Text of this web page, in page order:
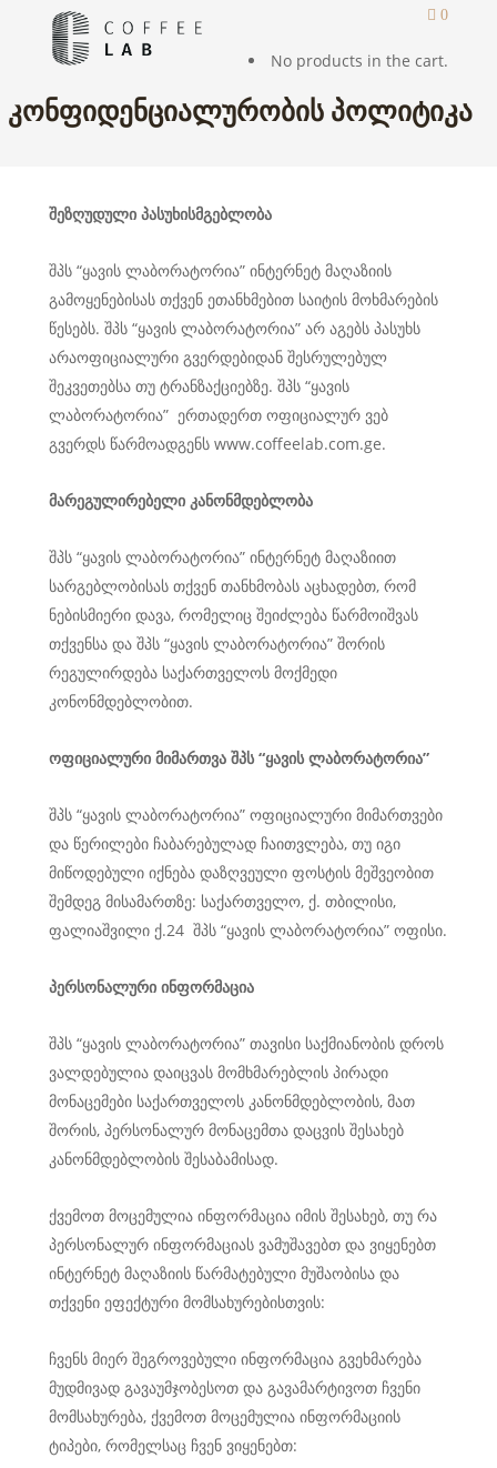
0
No products in the cart.
ᲙᲝᲜᲤᲘᲓᲔᲜᲪᲘᲐᲚᲣᲠᲝᲑᲘᲡ ᲞᲝᲚᲘᲢᲘᲙᲐ
შეზღუდული პასუხისმგებლობა
შპს “ყავის ლაბორატორია” ინტერნეტ მაღაზიის
გამოყენებისას თქვენ ეთანხმებით საიტის მოხმარების
წესებს. შპს “ყავის ლაბორატორია” არ აგებს პასუხს
არაოფიციალური გვერდებიდან შესრულებულ
შეკვეთებსა თუ ტრანზაქციებზე. შპს “ყავის
ლაბორატორია” ერთადერთ ოფიციალურ ვებ
გვერდს წარმოადგენს www.coffeelab.com.ge.
მარეგულირებელი კანონმდებლობა
შპს “ყავის ლაბორატორია” ინტერნეტ მაღაზიით
სარგებლობისას თქვენ თანხმობას აცხადებთ, რომ
ნებისმიერი დავა, რომელიც შეიძლება წარმოიშვას
თქვენსა და შპს “ყავის ლაბორატორია” შორის
რეგულირდება საქართველოს მოქმედი
კონონმდებლობით.
ოფიციალური მიმართვა შპს“ყავის ლაბორატორია”
შპს “ყავის ლაბორატორია” ოფიციალური მიმართვები
და წერილები ჩაბარებულად ჩაითვლება, თუ იგი
მიწოდებული იქნება დაზღვეული ფოსტის მეშვეობით
შემდეგ მისამართზე: საქართველო, ქ. თბილისი,
ფალიაშვილი ქ.24 შპს “ყავის ლაბორატორია” ოფისი.
პერსონალური ინფორმაცია
შპს “ყავის ლაბორატორია” თავისი საქმიანობის დროს
ვალდებულია დაიცვას მომხმარებლის პირადი
მონაცემები საქართველოს კანონმდებლობის, მათ
შორის, პერსონალურ მონაცემთა დაცვის შესახებ
კანონმდებლობის შესაბამისად.
ქვემოთ მოცემულია ინფორმაცია იმის შესახებ, თუ რა
პერსონალურ ინფორმაციას ვამუშავებთ და ვიყენებთ
ინტერნეტ მაღაზიის წარმატებული მუშაობისა და
თქვენი ეფექტური მომსახურებისთვის:
ჩვენს მიერ შეგროვებული ინფორმაცია გვეხმარება
მუდმივად გავაუმჯობესოთ და გავამარტივოთ ჩვენი
მომსახურება, ქვემოთ მოცემულია ინფორმაციის
ტიპები, რომელსაც ჩვენ ვიყენებთ: